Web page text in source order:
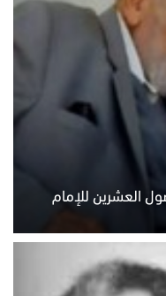
العشرين للإمام